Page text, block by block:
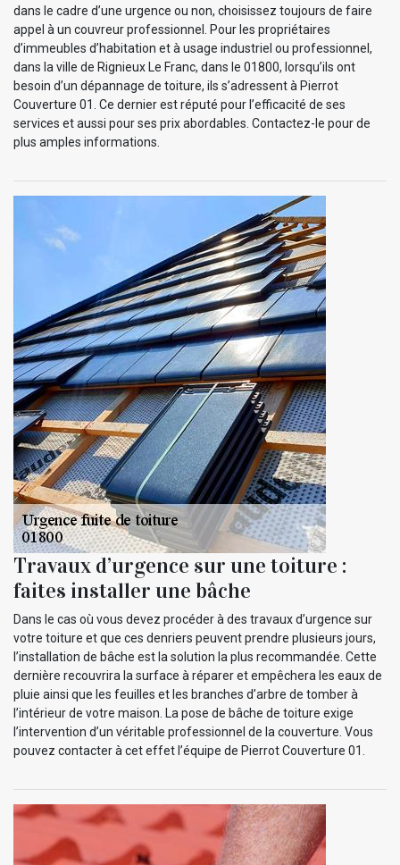
dans le cadre d’une urgence ou non, choisissez toujours de faire
appel à un couvreur professionnel. Pour les propriétaires
d’immeubles d’habitation et à usage industriel ou professionnel,
dans la ville de Rignieux Le Franc, dans le 01800, lorsqu’ils ont
besoin d’un dépannage de toiture, ils s’adressent à Pierrot
Couverture 01. Ce dernier est réputé pour l’efficacité de ses
services et aussi pour ses prix abordables. Contactez-le pour de
plus amples informations.
Travaux d’urgence sur une toiture :
faites installer une bâche
Dans le cas où vous devez procéder à des travaux d’urgence sur
votre toiture et que ces denriers peuvent prendre plusieurs jours,
l’installation de bâche est la solution la plus recommandée. Cette
dernière recouvrira la surface à réparer et empêchera les eaux de
pluie ainsi que les feuilles et les branches d’arbre de tomber à
l’intérieur de votre maison. La pose de bâche de toiture exige
l’intervention d’un véritable professionnel de la couverture. Vous
pouvez contacter à cet effet l’équipe de Pierrot Couverture 01.